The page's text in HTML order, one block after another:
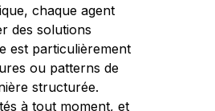
chaque agent
des solutions
est particulièrement
ou patterns de
structurée.
à tout moment, et